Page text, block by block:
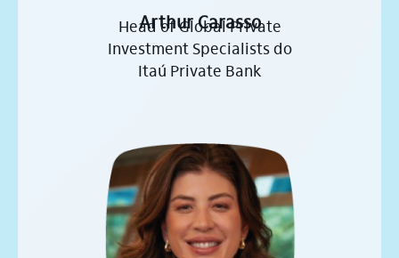
Arthur Carasso
Head of Global Private
Investment Specialists do
Itaú Private Bank